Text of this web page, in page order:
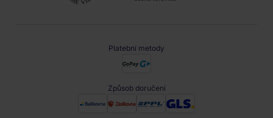
Platební metody
Způsob doručení